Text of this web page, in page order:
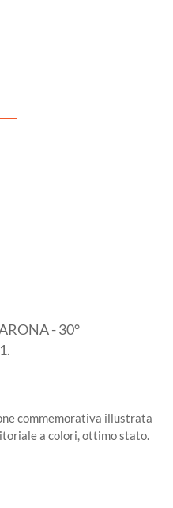
- 30°
commemorativa illustrata
a colori, ottimo stato.